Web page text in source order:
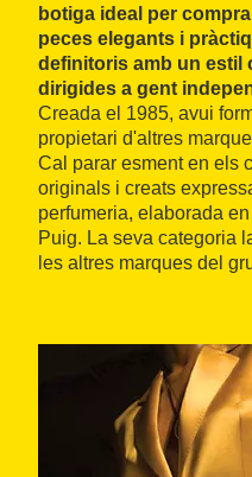
botiga ideal per
peces elegants i
definitoris amb un estil
dirigides a gent
Creada el 1985, avui
propietari d'altres
Cal parar esment en els
originals i creats
perfumeria, elaborada
Puig. La seva categoria
les altres marques del